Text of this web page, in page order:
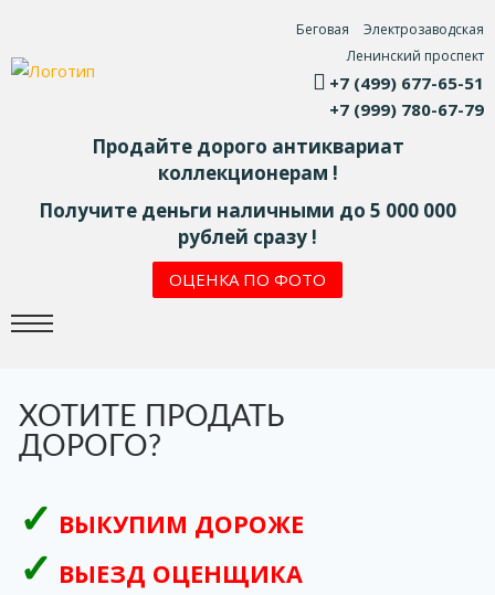
Беговая
Электрозаводская
Ленинский проспект
+7 (499) 677-65-51
+7 (999) 780-67-79
Продайте дорого антиквариат
коллекционерам !
Получите деньги наличными до 5 000 000
рублей сразу !
ОЦЕНКА ПО ФОТО
ХОТИТЕ ПРОДАТЬ
ДОРОГО?
ВЫКУПИМ ДОРОЖЕ
ВЫЕЗД ОЦЕНЩИКА